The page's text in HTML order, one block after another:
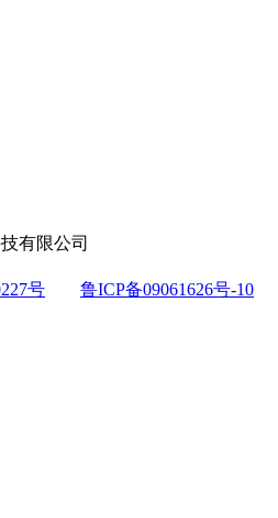
有限公司
号 鲁ICP备09061626号-10